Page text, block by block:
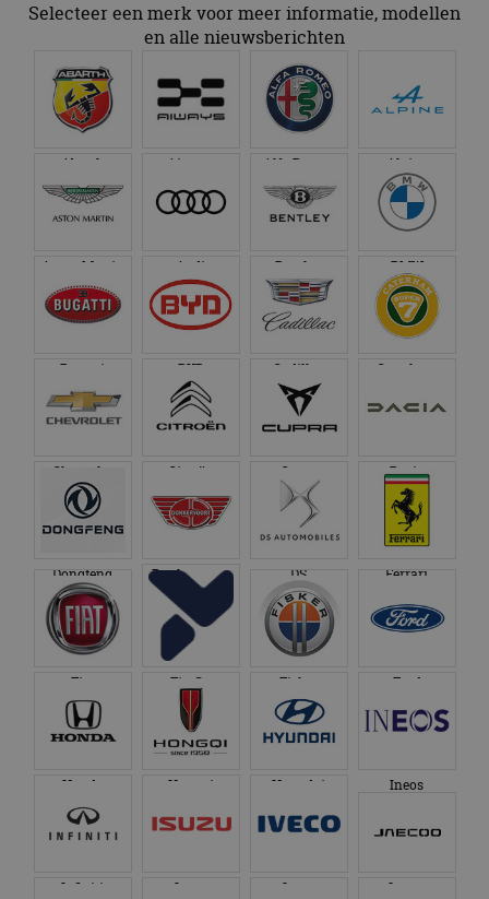
Selecteer een merk voor meer informatie, modellen
en alle nieuwsberichten
Abarth Aiways Alfa Romeo Alpine
Aston Martin Audi Bentley BMW
Bugatti BYD Cadillac Caterham
Chevrolet Citroën Cupra Dacia
Dongfeng Donkervoort DS Ferrari
Fiat Firefly Fisker Ford
Honda Hongqi Hyundai Ineos
Infiniti Isuzu Iveco Jaecoo